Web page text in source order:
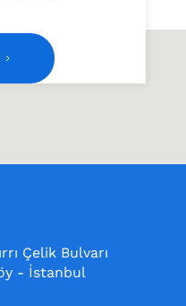
Çelik Bulvarı
- İstanbul